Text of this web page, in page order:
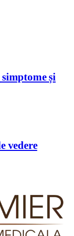
și
vedere